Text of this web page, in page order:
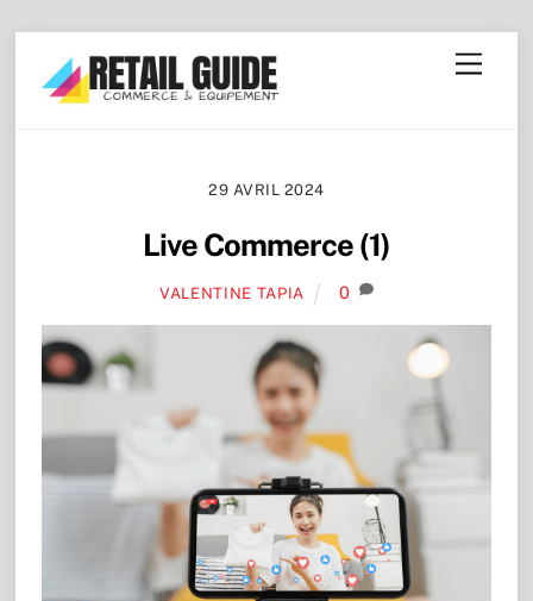
content
Menu
29 AVRIL 2024
Live Commerce (1)
VALENTINE TAPIA 0